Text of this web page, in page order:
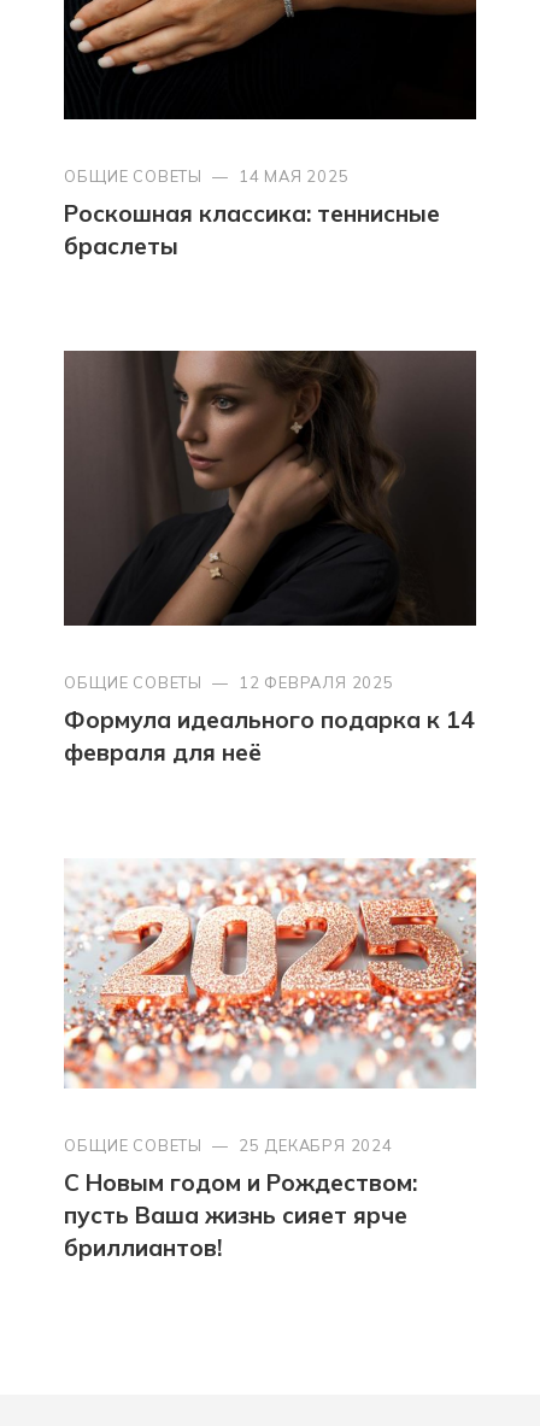
ОБЩИЕ СОВЕТЫ — 14 МАЯ 2025
Роскошная классика: теннисные
браслеты
ОБЩИЕ СОВЕТЫ — 12 ФЕВРАЛЯ 2025
Формула идеального подарка к 14
февраля для неё
ОБЩИЕ СОВЕТЫ — 25 ДЕКАБРЯ 2024
С Новым годом и Рождеством:
пусть Ваша жизнь сияет ярче
бриллиантов!